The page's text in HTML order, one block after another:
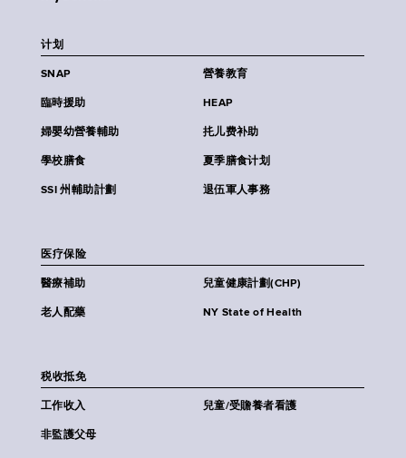
计划
SNAP 營養教育
臨時援助 HEAP
婦嬰幼營養輔助 扥儿费补助
學校膳食 夏季膳食计划
SSI 州輔助計劃 退伍軍人事務
医疗保险
醫療補助 兒童健康計劃(CHP)
老人配藥 NY State of Health
税收抵免
工作收入 兒童/受贍養者看護
非監護父母